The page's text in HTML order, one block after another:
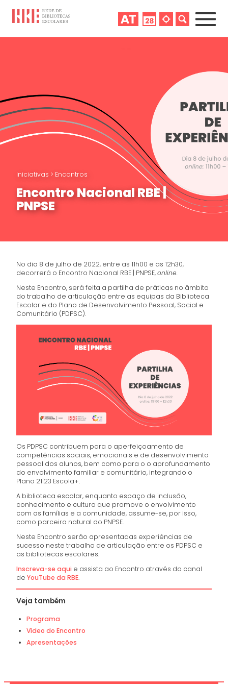
Iniciativas > Encontros
Encontro Nacional RBE |
PNPSE
No dia 8 de julho de 2022, entre as 11h00 e as 12h30,
decorrerá o Encontro Nacional RBE | PNPSE,online.
Neste Encontro, será feita a partilha de práticas no âmbito
do trabalho de articulação entre as equipas da Biblioteca
Escolar e do Plano de Desenvolvimento Pessoal, Social e
Comunitário (PDPSC).
Os PDPSC contribuem para o aperfeiçoamento de
competências sociais, emocionais e de desenvolvimento
pessoal dos alunos, bem como para o o aprofundamento
do envolvimento familiar e comunitário, integrando o
Plano 21|23 Escola+.
A biblioteca escolar, enquanto espaço de inclusão,
conhecimento e cultura que promove o envolvimento
com as famílias e a comunidade, assume-se, por isso,
como parceira natural do PNPSE.
Neste Encontro serão apresentadas experiências de
sucesso neste trabalho de articulação entre os PDPSC e
as bibliotecas escolares.
Inscreva-se aqui e assista ao Encontro através do canal
deYouTube da RBE.
Veja também
Programa
Vídeo do Encontro
Apresentações